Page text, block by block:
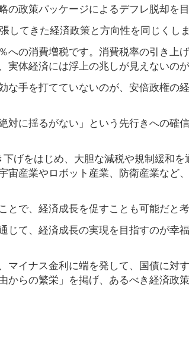
政策パッケージによるデフレ脱却を目
てきた経済政策と方向性を同じくしま
への消費増税です。消費税率の引き上
体経済には浮上の兆しが見えないのが
手を打てていないのが、安倍政権の
対に揺るがない」という先行きへの確
げをはじめ、大胆な減税や規制緩和
産業やロボット産業、防衛産業など
で、経済成長を促すことも可能だと考
じて、経済成長の実現を目指すのが幸
イナス金利に端を発して、国債に対
からの繁栄」を掲げ、あるべき経済政